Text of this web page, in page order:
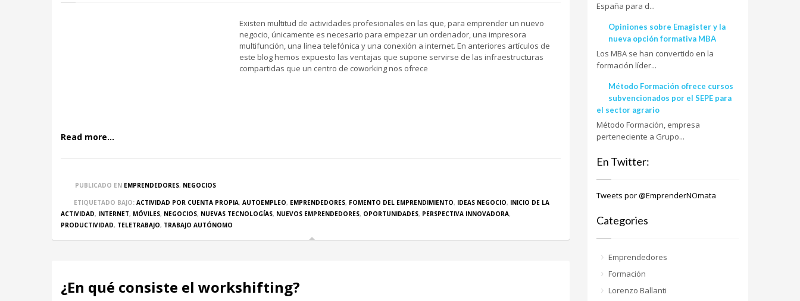
Existen multitud de actividades profesionales en las que, para emprender un nuevo
negocio, únicamente es necesario para empezar un ordenador, una impresora
multifunción, una línea telefónica y una conexión a internet. En anteriores artículos de
este blog hemos expuesto las ventajas que supone servirse de las infraestructuras
compartidas que un centro de coworking nos ofrece
Read more...
PUBLICADO EN EMPRENDEDORES, NEGOCIOS
ETIQUETADO BAJO: ACTIVIDAD POR CUENTA PROPIA, AUTOEMPLEO, EMPRENDEDORES, FOMENTO DEL EMPRENDIMIENTO, IDEAS NEGOCIO, INICIO DE LA
ACTIVIDAD, INTERNET, MÓVILES, NEGOCIOS, NUEVAS TECNOLOGÍAS, NUEVOS EMPRENDEDORES, OPORTUNIDADES, PERSPECTIVA INNOVADORA,
PRODUCTIVIDAD, TELETRABAJO, TRABAJO AUTÓNOMO
¿En qué consiste el workshifting?
España para d...
Opiniones sobre Emagister y la
nueva opción formativa MBA
Los MBA se han convertido en la
formación líder...
Método Formación ofrece cursos
subvencionados por el SEPE para
el sector agrario
Método Formación, empresa
perteneciente a Grupo...
En Twitter:
Tweets por @EmprenderNOmata
Categories
Emprendedores
Formación
Lorenzo Ballanti